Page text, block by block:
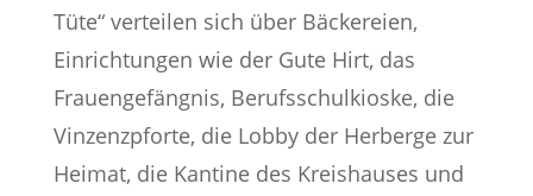
Tüte“ verteilen sich über Bäckereien,
Einrichtungen wie der Gute Hirt, das
Frauengefängnis, Berufsschulkioske, die
Vinzenzpforte, die Lobby der Herberge zur
Heimat, die Kantine des Kreishauses und